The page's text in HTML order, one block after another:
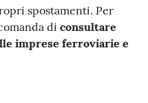
spostamenti. Per
di consultare
imprese ferroviarie e